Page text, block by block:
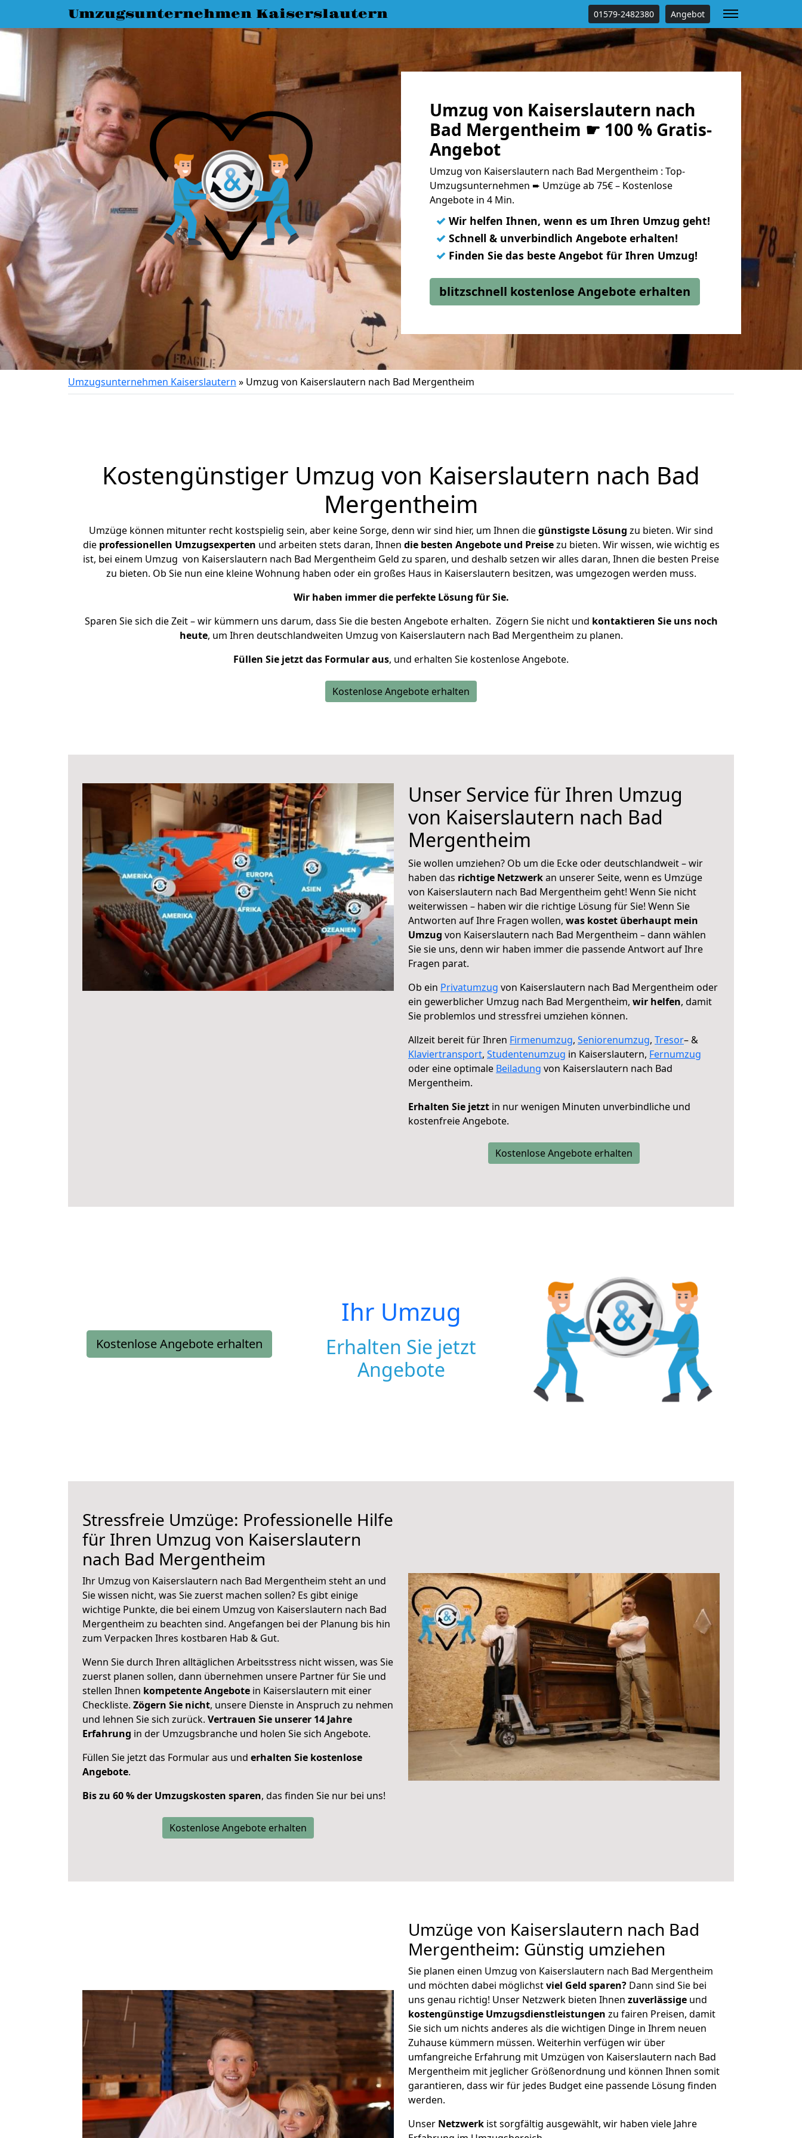
Umzugsunternehmen Kaiserslautern 01579-2482380 Angebot
Umzug von Kaiserslautern nach
Bad Mergentheim ☛ 100 % Gratis-
Angebot
Umzug von Kaiserslautern nach Bad Mergentheim : Top-
Umzugsunternehmen ➨ Umzüge ab 75€ – Kostenlose
Angebote in 4 Min.
✓ Wir helfen Ihnen, wenn es um Ihren Umzug geht!
✓ Schnell & unverbindlich Angebote erhalten!
✓ Finden Sie das beste Angebot für Ihren Umzug!
blitzschnell kostenlose Angebote erhalten
Umzugsunternehmen Kaiserslautern » Umzug von Kaiserslautern nach Bad Mergentheim
Kostengünstiger Umzug von Kaiserslautern nach Bad
Mergentheim
Umzüge können mitunter recht kostspielig sein, aber keine Sorge, denn wir sind hier, um Ihnen diegünstigste Lösung zu bieten. Wir sind
die professionellen Umzugsexperten und arbeiten stets daran, Ihnen die besten Angebote und Preisezu bieten. Wir wissen, wie wichtig es
ist, bei einem Umzug von Kaiserslautern nach Bad Mergentheim Geld zu sparen, und deshalb setzen wir alles daran, Ihnen die besten Preise
zu bieten. Ob Sie nun eine kleine Wohnung haben oder ein großes Haus in Kaiserslautern besitzen, was umgezogen werden muss.
Wir haben immer die perfekte Lösung für Sie.
Sparen Sie sich die Zeit – wir kümmern uns darum, dass Sie die besten Angebote erhalten. Zögern Sie nicht und kontaktieren Sie uns noch
heute, um Ihren deutschlandweiten Umzug von Kaiserslautern nach Bad Mergentheim zu planen.
Füllen Sie jetzt das Formular aus, und erhalten Sie kostenlose Angebote.
Kostenlose Angebote erhalten
Unser Service für Ihren Umzug
von Kaiserslautern nach Bad
Mergentheim
Sie wollen umziehen? Ob um die Ecke oder deutschlandweit – wir
haben das richtige Netzwerkan unserer Seite, wenn es Umzüge
von Kaiserslautern nach Bad Mergentheim geht! Wenn Sie nicht
weiterwissen – haben wir die richtige Lösung für Sie! Wenn Sie
Antworten auf Ihre Fragen wollen, was kostet überhaupt mein
Umzug von Kaiserslautern nach Bad Mergentheim – dann wählen
Sie sie uns, denn wir haben immer die passende Antwort auf Ihre
Fragen parat.
Ob ein Privatumzug von Kaiserslautern nach Bad Mergentheim oder
ein gewerblicher Umzug nach Bad Mergentheim, wir helfen, damit
Sie problemlos und stressfrei umziehen können.
Allzeit bereit für Ihren Firmenumzug, Seniorenumzug, Tresor– &
Klaviertransport, Studentenumzug in Kaiserslautern, Fernumzug
oder eine optimale Beiladung von Kaiserslautern nach Bad
Mergentheim.
Erhalten Sie jetzt in nur wenigen Minuten unverbindliche und
kostenfreie Angebote.
Kostenlose Angebote erhalten
Kostenlose Angebote erhalten
Ihr Umzug
Erhalten Sie jetzt
Angebote
Stressfreie Umzüge: Professionelle Hilfe
für Ihren Umzug von Kaiserslautern
nach Bad Mergentheim
Ihr Umzug von Kaiserslautern nach Bad Mergentheim steht an und
Sie wissen nicht, was Sie zuerst machen sollen? Es gibt einige
wichtige Punkte, die bei einem Umzug von Kaiserslautern nach Bad
Mergentheim zu beachten sind. Angefangen bei der Planung bis hin
zum Verpacken Ihres kostbaren Hab & Gut.
Wenn Sie durch Ihren alltäglichen Arbeitsstress nicht wissen, was Sie
zuerst planen sollen, dann übernehmen unsere Partner für Sie und
stellen Ihnen kompetente Angebote in Kaiserslautern mit einer
Checkliste. Zögern Sie nicht, unsere Dienste in Anspruch zu nehmen
und lehnen Sie sich zurück. Vertrauen Sie unserer 14 Jahre
Erfahrung in der Umzugsbranche und holen Sie sich Angebote.
Füllen Sie jetzt das Formular aus und erhalten Sie kostenlose
Angebote.
Bis zu 60 % der Umzugskosten sparen, das finden Sie nur bei uns!
Kostenlose Angebote erhalten
Umzüge von Kaiserslautern nach Bad
Mergentheim: Günstig umziehen
Sie planen einen Umzug von Kaiserslautern nach Bad Mergentheim
und möchten dabei möglichstviel Geld sparen? Dann sind Sie bei
uns genau richtig! Unser Netzwerk bieten Ihnen zuverlässige und
kostengünstige Umzugsdienstleistungen zu fairen Preisen, damit
Sie sich um nichts anderes als die wichtigen Dinge in Ihrem neuen
Zuhause kümmern müssen. Weiterhin verfügen wir über
umfangreiche Erfahrung mit Umzügen von Kaiserslautern nach Bad
Mergentheim mit jeglicher Größenordnung und können Ihnen somit
garantieren, dass wir für jedes Budget eine passende Lösung finden
werden.
Unser Netzwerk ist sorgfältig ausgewählt, wir haben viele Jahre